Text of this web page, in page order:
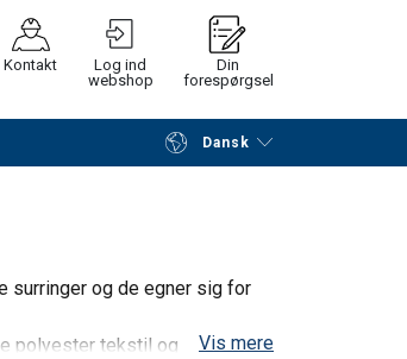
Kontakt
Log ind
webshop
Din
forespørgsel
Dansk
Gå til checkout
surringer og de egner sig for
polyester tekstil og
Vis mere